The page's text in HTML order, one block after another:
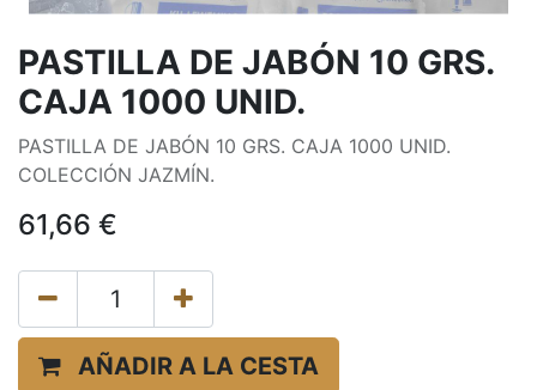
PASTILLA DE JABÓN 10 GRS.
CAJA 1000 UNID.
PASTILLA DE JABÓN 10 GRS. CAJA 1000 UNID.
COLECCIÓN JAZMÍN.
61,66 €
AÑADIR A LA CESTA